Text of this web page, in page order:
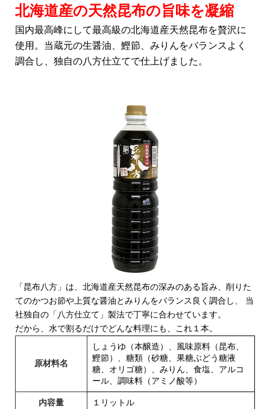
北海道産の天然昆布の旨味を凝縮
国内最高峰にして最高級の北海道産天然昆布を贅沢に
使用。当蔵元の生醤油、鰹節、みりんをバランスよく
調合し、独自の八方仕立てで仕上げました。
「昆布八方」は、北海道産天然昆布の深みのある旨み、削りた
てのかつお節や上質な醤油とみりんをバランス良く調合し、 当
社独自の「八方仕立て」製法で丁寧に合わせています。
だから、水で割るだけでどんな料理にも、これ１本。
原材料名
しょうゆ（本醸造）、風味原料（昆布、
鰹節）、糖類（砂糖、果糖ぶどう糖液
糖、オリゴ糖）、みりん、食塩、アルコ
ール、調味料（アミノ酸等）
内容量 １リットル